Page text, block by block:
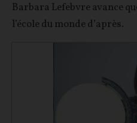
Barbara Lefebvre avance
l’école du monde d’après.